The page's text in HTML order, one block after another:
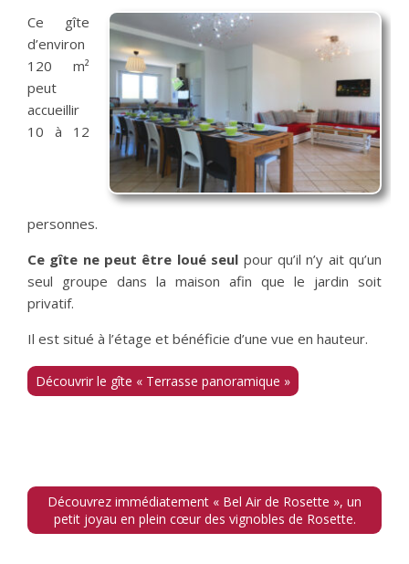
Ce gîte
d’environ
120 m²
peut
accueillir
10 à 12
personnes.
Ce gîte ne peut être loué seul pour qu’il n’y ait qu’un
seul groupe dans la maison afin que le jardin soit
privatif.
Il est situé à l’étage et bénéficie d’une vue en hauteur.
Découvrir le gîte « Terrasse panoramique »
Découvrez immédiatement « Bel Air de Rosette », un
petit joyau en plein cœur des vignobles de Rosette.